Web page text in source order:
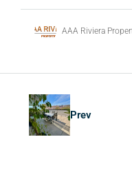
AAA Riviera
Prev